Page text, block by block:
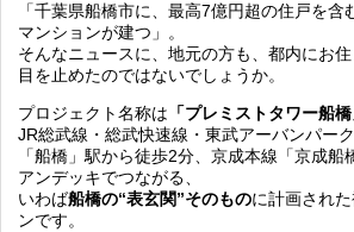
「千葉県船橋市に、最高7億円超の住戸を含
マンションが建つ」。
そんなニュースに、地元の方も、都内にお
目を止めたのではないでしょうか。
プロジェクト名称は 「プレミストタワー船橋
JR総武線・総武快速線・東武アーバンパー
「船橋」駅から徒歩2分、京成本線「京成船
アンデッキでつながる、
いわば船橋の“表玄関”そのものに計画され
ンです。